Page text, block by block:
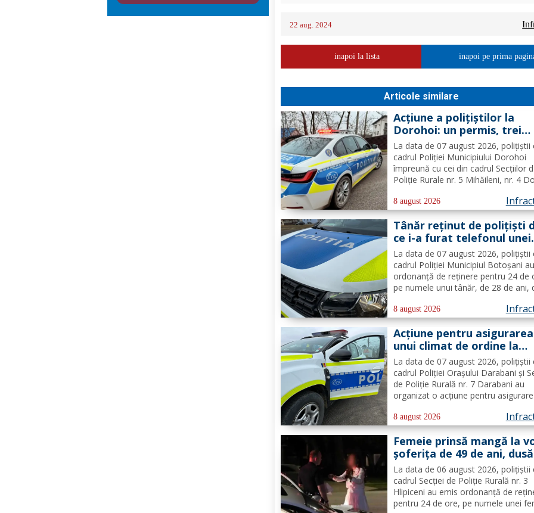
22 aug. 2024
inapoi la lista inapoi pe prima
Articole similare
Acțiune a polițiștilor la
Dorohoi: un permis, trei
certificate și un set de
de înmatriculare reținute
La data de 07 august 2026, polițiștii
cadrul Poliției Municipiului Dorohoi
împreună cu cei din cadrul Secțiilor
Poliție Rurale nr. 5 Mihăileni, nr. 4
pentru prevenirea și combaterea
de natură penală și
verificarea...
8 august 2026
Tânăr reținut de polițiști
ce i-a furat telefonul unei
femei
La data de 07 august 2026, polițiștii
cadrul Poliției Municipiul Botoșani
ordonanță de reținere pentru 24 de
pe numele unui tânăr, de 28 de ani,
comiterea infracțiunii de furt. În
probatoriului administrat, s-a stabilit
faptul că, în...
8 august 2026
Acțiune pentru asigurarea
unui climat de ordine la
Darabani
La data de 07 august 2026, polițiștii
cadrul Poliției Orașului Darabani și
de Poliție Rurală nr. 7 Darabani au
organizat o acțiune pentru
creșterea gradului de siguranță
combaterea faptelor antisociale, în
localitatea...
8 august 2026
Femeie prinsă mangă la
șoferița de 49 de ani, dusă
direct în arest
La data de 06 august 2026, polițiștii
cadrul Secției de Poliție Rurală nr. 3
Hlipiceni au emis ordonanță de
pentru 24 de ore, pe numele unei